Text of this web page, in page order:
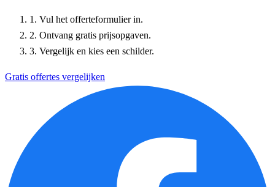
1. Vul het offerteformulier in.
2. Ontvang gratis prijsopgaven.
3. Vergelijk en kies een schilder.
Gratis offertes vergelijken